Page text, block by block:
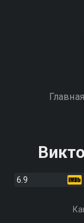
Главная
6.9